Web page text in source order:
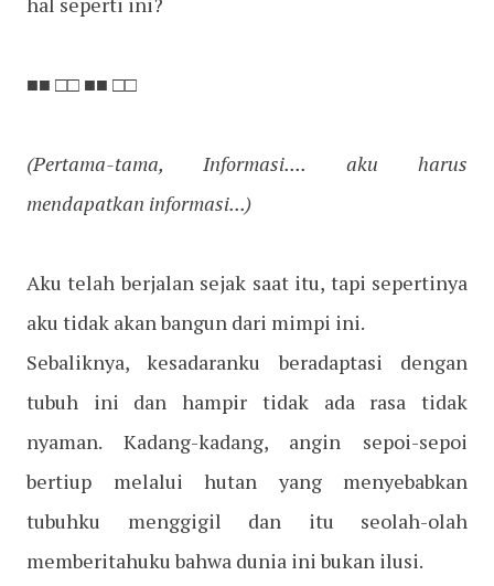
■■ □□ ■■ □□
(Pertama-tama, Informasi.... aku harus
mendapatkan informasi...)
Aku telah berjalan sejak saat itu, tapi sepertinya
aku tidak akan bangun dari mimpi ini.
Sebaliknya, kesadaranku beradaptasi dengan
tubuh ini dan hampir tidak ada rasa tidak
nyaman. Kadang-kadang, angin sepoi-sepoi
bertiup melalui hutan yang menyebabkan
tubuhku menggigil dan itu seolah-olah
memberitahuku bahwa dunia ini bukan ilusi.